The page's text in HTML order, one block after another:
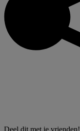
Deel dit met je vrienden!